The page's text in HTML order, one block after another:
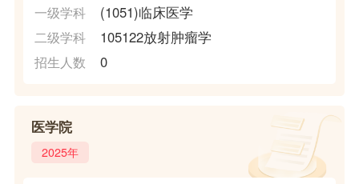
一级学科 (1051)临床医学
二级学科 105122放射肿瘤学
招生人数 0
医学院
2025年